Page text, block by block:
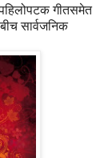
गीतसमेत
सार्वजनिक